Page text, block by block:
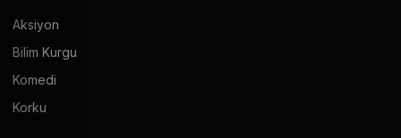
Aksiyon
Bilim Kurgu
Komedi
Korku